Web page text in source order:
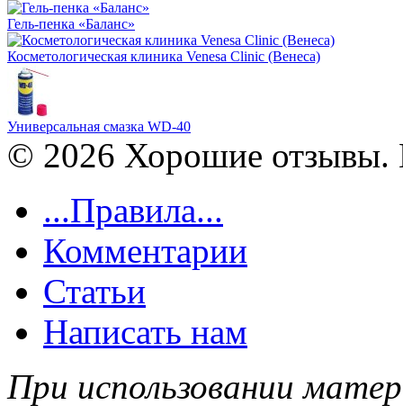
Гель-пенка «Баланс»
Косметологическая клиника Venesa Clinic (Венеса)
Универсальная смазка WD-40
© 2026 Хорошие отзывы.
...Правила...
Комментарии
Статьи
Написать нам
При использовании